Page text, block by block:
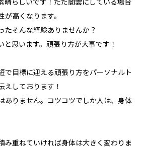
高くなります。
たそんな経験ありませんか？
思います。頑張り方が大事です！
で目標に迎える頑張り方をパーソナルト
えしております！
ありません。コツコツでしか人は、身体
み重ねていければ身体は大きく変わりま